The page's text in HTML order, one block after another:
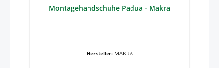
Montagehandschuhe Padua - Makra
Hersteller: MAKRA